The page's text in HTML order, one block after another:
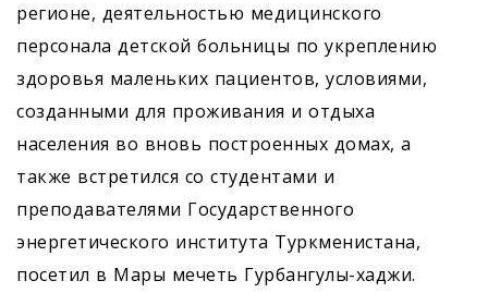
регионе, деятельностью медицинского
персонала детской больницы по укреплению
здоровья маленьких пациентов, условиями,
созданными для проживания и отдыха
населения во вновь построенных домах, а
также встретился со студентами и
преподавателями Государственного
энергетического института Туркменистана,
посетил в Мары мечеть Гурбангулы-хаджи.